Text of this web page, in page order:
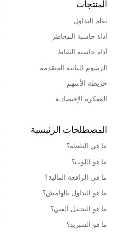
المنتجات
تعلم التداول
أداة حاسبة المخاطر
أداة حاسبة النقاط
الرسوم البيانية المتقدمة
خريطة الأسهم
المفكرة الإقتصادية
المصطلحات الرئيسية
ما هي النقطة؟
ما هو اللوت؟
ما هي الرافعة المالية؟
ما هو التداول بالهامش؟
ما هو التحليل الفني؟
ما هو السبريد؟